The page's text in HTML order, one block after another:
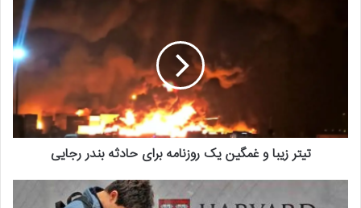
بدین ترتیب، سیاست که امری از هر جهت دنیوی و هدف از آن بهروزی و
بهزیستی مردم یک سرزمین است به نزاع خونین بر سر خوارق عادات و
ادعاهای متافیزیکی تبدیل شود و ملتی را به سمت انحطاط و نابودی
بکشد.
آیا آقای رضایی که ۴۷ سال است در عالی‌ترین مناصب نظامی و سیاسی
این کشور حضور داشته است، از پیامدهای ادعای خود بی‌اطلاع است؟ اگر
بی‌اطلاع است که واویلا! اگر هم بی‌اطلاع نیست که صدواویلا!
تیتر زیبا و غمگین یک روزنامه برای حادثه بندر رجایی